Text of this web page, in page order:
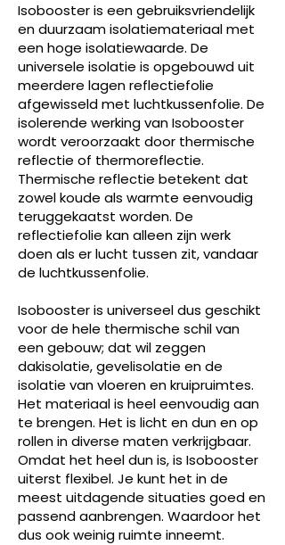
Isobooster is een gebruiksvriendelijk
en duurzaam isolatiemateriaal met
een hoge isolatiewaarde. De
universele isolatie is opgebouwd uit
meerdere lagen reflectiefolie
afgewisseld met luchtkussenfolie. De
isolerende werking van Isobooster
wordt veroorzaakt door thermische
reflectie of thermoreflectie.
Thermische reflectie betekent dat
zowel koude als warmte eenvoudig
teruggekaatst worden. De
reflectiefolie kan alleen zijn werk
doen als er lucht tussen zit, vandaar
de luchtkussenfolie.
Isobooster is universeel dus geschikt
voor de hele thermische schil van
een gebouw; dat wil zeggen
dakisolatie, gevelisolatie en de
isolatie van vloeren en kruipruimtes.
Het materiaal is heel eenvoudig aan
te brengen. Het is licht en dun en op
rollen in diverse maten verkrijgbaar.
Omdat het heel dun is, is Isobooster
uiterst flexibel. Je kunt het in de
meest uitdagende situaties goed en
passend aanbrengen. Waardoor het
dus ook weinig ruimte inneemt.